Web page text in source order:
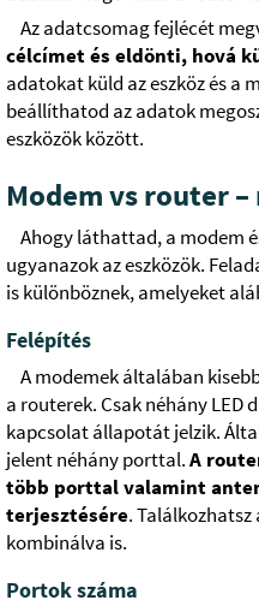
Az adatcsomag fejlécét
célcímet és eldönti, hová
adatokat küld az eszköz és a
beállíthatod az adatok
eszközök között.
Modem vs router
Ahogy láthattad, a modem
ugyanazok az eszközök.
is különböznek, amelyeket
Felépítés
A modemek általában
a routerek. Csak néhány LED
kapcsolat állapotát jelzik.
jelent néhány porttal.A
több porttal valamint
terjesztésére.
kombinálva is.
Portok száma